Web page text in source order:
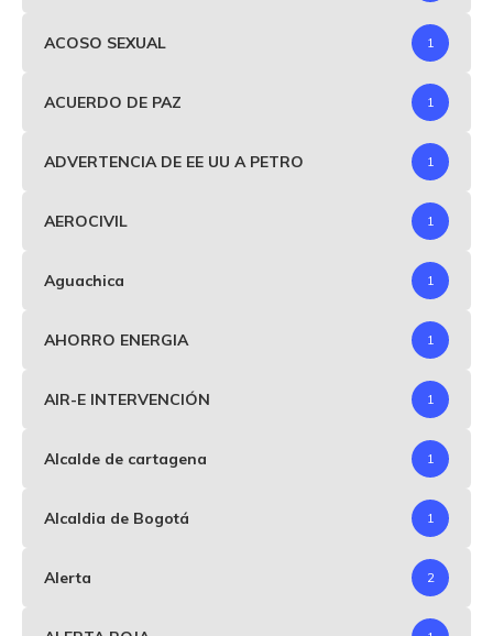
ACOSO SEXUAL 1
ACUERDO DE PAZ 1
ADVERTENCIA DE EE UU A PETRO 1
AEROCIVIL 1
Aguachica 1
AHORRO ENERGIA 1
AIR-E INTERVENCIÓN 1
Alcalde de cartagena 1
Alcaldia de Bogotá 1
Alerta 2